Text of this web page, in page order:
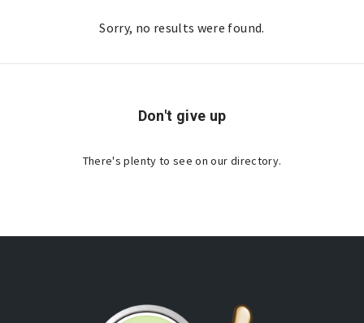
Sorry, no results were found.
Don't give up
There's plenty to see on our directory.